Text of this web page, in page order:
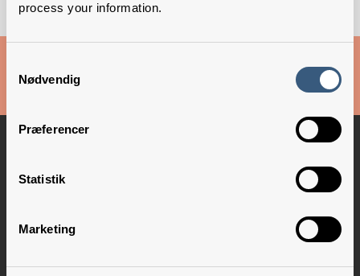
process your information.
Nødvendig
Præferencer
Statistik
Marketing